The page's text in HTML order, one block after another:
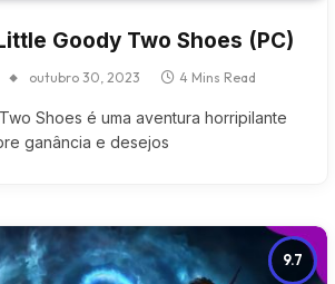
Goody Two Shoes (PC)
outubro 30, 2023 4 Mins Read
Shoes é uma aventura horripilante
ganância e desejos
9.7